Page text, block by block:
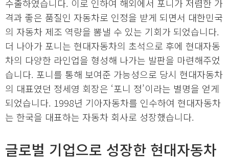
수출하였습니다. 이로 인하여 해외에서 포니가 저렴한 가
격과 좋은 품질인 자동차로 인정을 받게 되면서 대한민국
의 자동차 제조 역량을 뽐낼 수 있는 기회가 되었습니다.
더 나아가 포니는 현대자동차의 초석으로 후에 현대자동
차의 다양한 라인업을 형성해 나가는 발판을 마련해주었
습니다. 포니를 통해 보여준 가능성으로 당시 현대자동차
의 대표였던 정세영 회장은 ‘포니 정’이라는 별명을 얻게
되었습니다. 1998년 기아자동차를 인수하여 현대자동차
는 한국을 대표하는 자동차 회사로 성장했습니다.
글로벌 기업으로 성장한 현대자동차